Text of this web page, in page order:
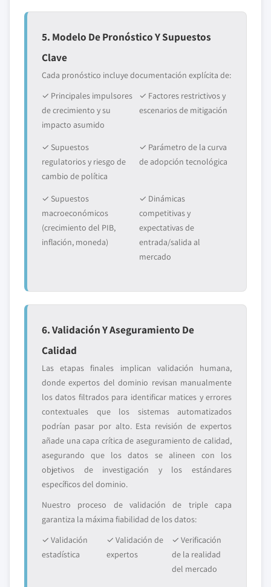
5. Modelo De Pronóstico Y Supuestos
Clave
Cada pronóstico incluye documentación explícita de:
✓ Principales impulsores
de crecimiento y su
impacto asumido
✓ Factores restrictivos y
escenarios de mitigación
✓ Supuestos
regulatorios y riesgo de
cambio de política
✓ Parámetro de la curva
de adopción tecnológica
✓ Supuestos
macroeconómicos
(crecimiento del PIB,
inflación, moneda)
✓ Dinámicas
competitivas y
expectativas de
entrada/salida al
mercado
6. Validación Y Aseguramiento De
Calidad
Las etapas finales implican validación humana,
donde expertos del dominio revisan manualmente
los datos filtrados para identificar matices y errores
contextuales que los sistemas automatizados
podrían pasar por alto. Esta revisión de expertos
añade una capa crítica de aseguramiento de calidad,
asegurando que los datos se alineen con los
objetivos de investigación y los estándares
específicos del dominio.
Nuestro proceso de validación de triple capa
garantiza la máxima fiabilidad de los datos:
✓ Validación
estadística
✓ Validación de
expertos
✓ Verificación
de la realidad
del mercado